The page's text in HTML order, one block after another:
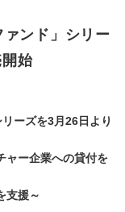
ァンド」シリー
始
ーズを3月26日より
ャー企業への貸付を
支援～